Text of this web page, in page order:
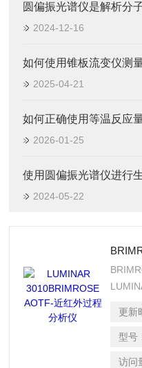
圆偏振光谱仪是解析分
2024-12-16
如何使用锥板流变仪测
2025-04-21
如何正确使用等温反应
2026-01-25
使用圆偏振光谱仪进行
2024-05-22
工业
技术。
更新
型号
访问